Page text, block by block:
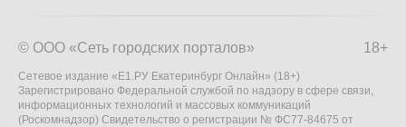
18+
© ООО «Сеть городских порталов»
Сетевое издание «Е1.РУ Екатеринбург Онлайн» (18+)
Зарегистрировано Федеральной службой по надзору в сфере связи,
информационных технологий и массовых коммуникаций
(Роскомнадзор) Свидетельство о регистрации № ФС77-84675 от